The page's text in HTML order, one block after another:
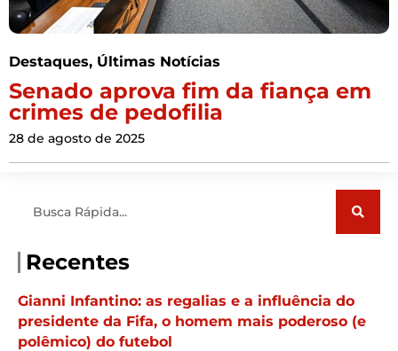
Destaques, Últimas Notícias
Senado aprova fim da fiança em
crimes de pedofilia
28 de agosto de 2025
Recentes
Gianni Infantino: as regalias e a influência do
presidente da Fifa, o homem mais poderoso (e
polêmico) do futebol